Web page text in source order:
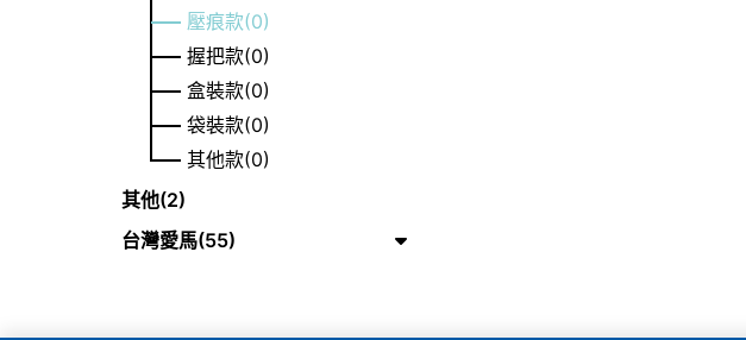
壓痕款(0)
握把款(0)
盒裝款(0)
袋裝款(0)
其他款(0)
其他(2)
台灣愛馬(55)